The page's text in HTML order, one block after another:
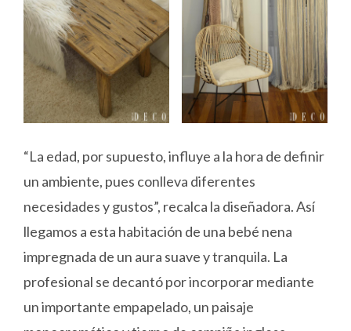
“La edad, por supuesto, influye a la hora de definir
un ambiente, pues conlleva diferentes
necesidades y gustos”, recalca la diseñadora. Así
llegamos a esta habitación de una bebé nena
impregnada de un aura suave y tranquila. La
profesional se decantó por incorporar mediante
un importante empapelado, un paisaje